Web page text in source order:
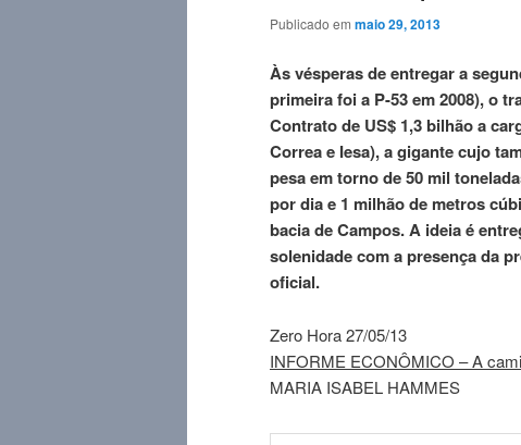
Publicado em maio 29, 2013
Às vésperas de entregar a
primeira foi a P-53 em 2008), o
Contrato de US$ 1,3 bilhão a
Correa e Iesa), a gigante cujo
pesa em torno de 50 mil
por dia e 1 milhão de metros
bacia de Campos. A ideia é
solenidade com a presença da
oficial.
Zero Hora 27/05/13
INFORME ECONÔMICO – A
MARIA ISABEL HAMMES